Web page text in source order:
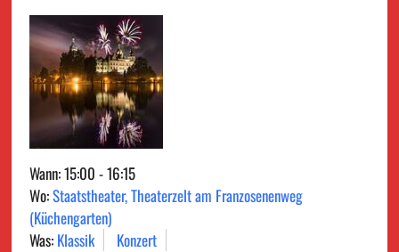
Wann: 15:00 - 16:15
Wo:Staatstheater, Theaterzelt am Franzosenenweg
(Küchengarten)
Was: Klassik
Konzert